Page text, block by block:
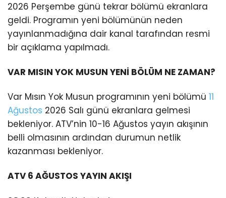
2026 Perşembe günü tekrar bölümü ekranlara
geldi. Programın yeni bölümünün neden
yayınlanmadığına dair kanal tarafından resmi
bir açıklama yapılmadı.
VAR MISIN YOK MUSUN YENİ BÖLÜM NE ZAMAN?
Var Mısın Yok Musun programının yeni bölümü 11
Ağustos 2026 Salı günü ekranlara gelmesi
bekleniyor. ATV’nin 10-16 Ağustos yayın akışının
belli olmasının ardından durumun netlik
kazanması bekleniyor.
ATV 6 AĞUSTOS YAYIN AKIŞI